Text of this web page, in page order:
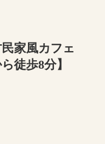
家風カフェ
徒歩8分】